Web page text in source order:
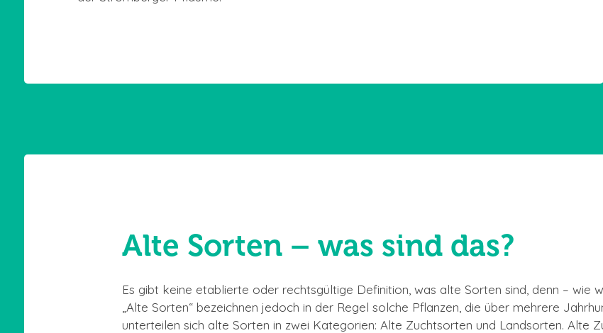
Alte Sorten – was sind das?
Es gibt keine etablierte oder rechtsgültige Definition, was alte Sorten sind, denn – wie
„Alte Sorten“ bezeichnen jedoch in der Regel solche Pflanzen, die über mehrere
unterteilen sich alte Sorten in zwei Kategorien: Alte Zuchtsorten und Landsorten. Alte